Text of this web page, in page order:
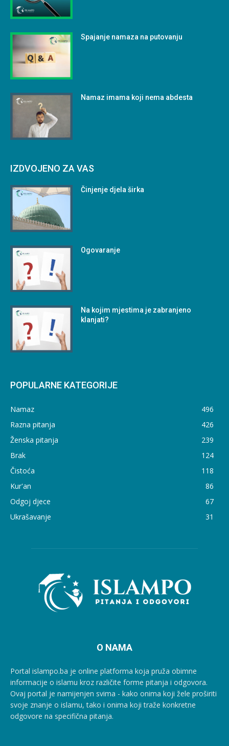
Spajanje namaza na putovanju
Namaz imama koji nema abdesta
IZDVOJENO ZA VAS
Činjenje djela širka
Ogovaranje
Na kojim mjestima je zabranjeno
klanjati?
POPULARNE KATEGORIJE
Namaz
496
Razna pitanja
426
Ženska pitanja
239
Brak
124
Čistoća
118
Kur'an
86
Odgoj djece
67
Ukrašavanje
31
O NAMA
Portal islampo.ba je online platforma koja pruža obimne
informacije o islamu kroz različite forme pitanja i odgovora.
Ovaj portal je namijenjen svima - kako onima koji žele proširiti
svoje znanje o islamu, tako i onima koji traže konkretne
odgovore na specifična pitanja.